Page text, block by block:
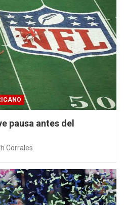
pausa antes del
Corrales